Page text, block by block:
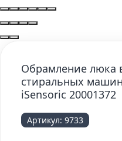
Обрамление люка
стиральных
iSensoric 20001372
Артикул: 9733